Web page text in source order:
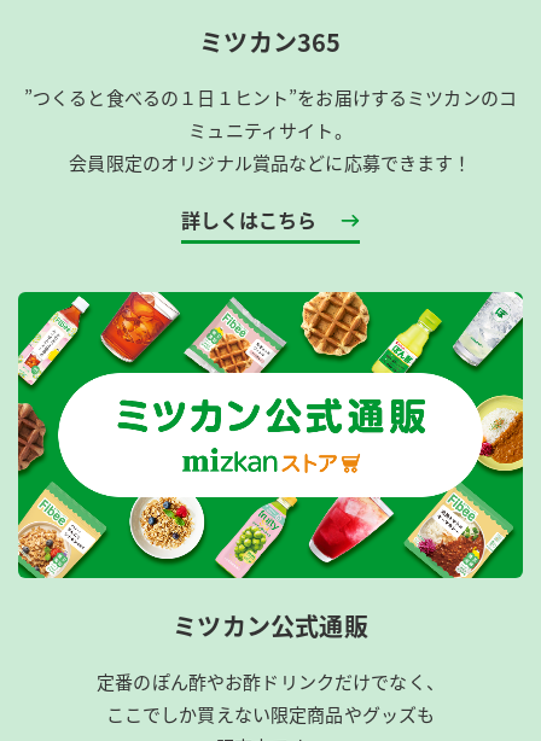
ミツカン365
”つくると食べるの１日１ヒント”をお届けするミツカンのコ
ミュニティサイト。
会員限定のオリジナル賞品などに応募できます！
詳しくはこちら
ミツカン公式通販
定番のぽん酢やお酢ドリンクだけでなく、
ここでしか買えない限定商品やグッズも